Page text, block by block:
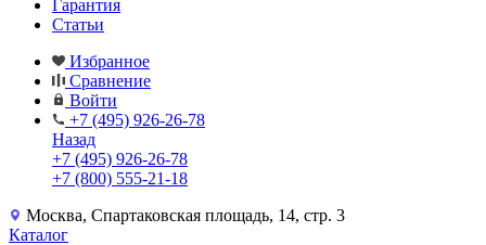
Гарантия
Статьи
Избранное
Сравнение
Войти
+7 (495) 926-26-78
Назад
+7 (495) 926-26-78
+7 (800) 555-21-18
Москва, Спартаковская площадь, 14, стр. 3
Каталог